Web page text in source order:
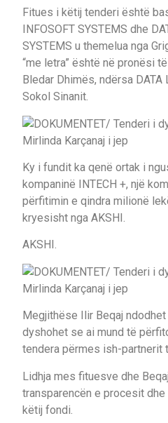
Fitues i këtij tenderi është
INFOSOFT SYSTEMS dhe
SYSTEMS u themelua nga
“me letra” është në pronësi
Bledar Dhimës, ndërsa
Sokol Sinanit.
Ky i fundit ka qenë ortak i
kompaninë INTECH +, një
përfitimin e qindra milionë
kryesisht nga AKSHI.
AKSHI.
Megjithëse Ilir Beqaj
dyshohet se ai mund të
tendera përmes ish-partnerit
Lidhja mes fituesve dhe
transparencën e procesit
këtij fondi.